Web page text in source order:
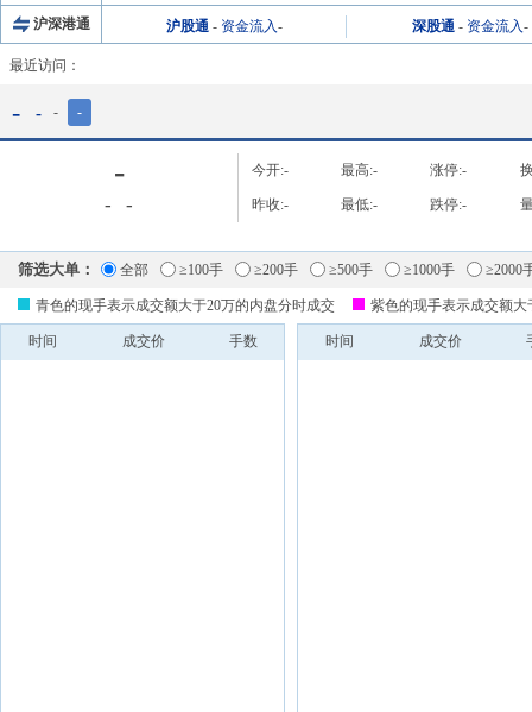
沪深港通 沪股通 - 资金流入- 深股通 - 资金流入-
最近访问：
- - - -
-
- -
今开:- 最高:- 涨停:-
昨收:- 最低:- 跌停:-
筛选大单： 全部 ≥100手 ≥200手 ≥500手 ≥1000手 ≥2000
青色的现手表示成交额大于20万的内盘分时成交 紫色的现手表示成交额
时间 成交价 手数 时间 成交价